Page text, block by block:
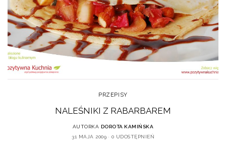
PRZEPISY
NALEŚNIKI Z RABARBAREM
AUTORKA DOROTA KAMIŃSKA
31 MAJA 2009
0 UDOSTĘPNIEŃ